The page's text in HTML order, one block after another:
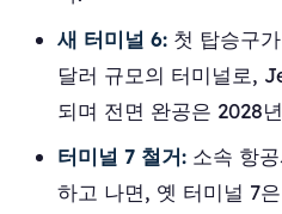
새 터미널 6: 첫 탑승구
달러 규모의 터미널로,
되며 전면 완공은 2028
터미널 7 철거: 소속 항
하고 나면, 옛 터미널 7